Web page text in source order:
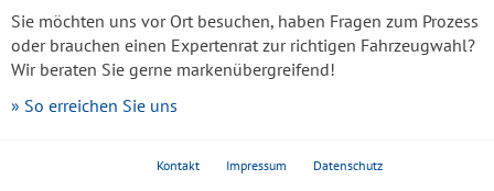
Sie möchten uns vor Ort besuchen, haben Fragen zum Prozess
oder brauchen einen Expertenrat zur richtigen Fahrzeugwahl?
Wir beraten Sie gerne markenübergreifend!
» So erreichen Sie uns
Kontakt Impressum Datenschutz